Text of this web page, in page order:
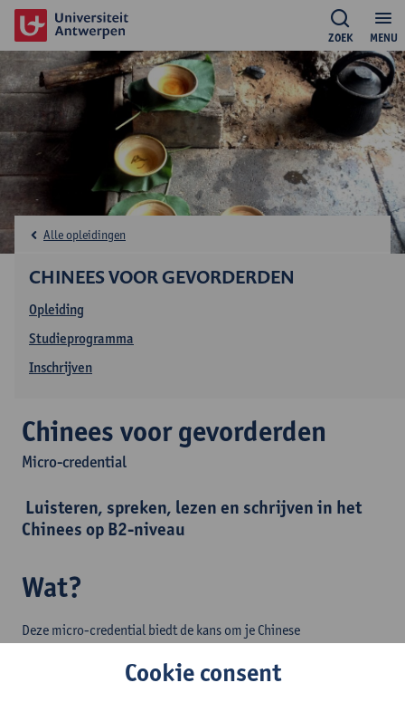
MENU
ZOEK
CHINEES VOOR GEVORDERDEN
Opleiding
Studieprogramma
Inschrijven
Alle opleidingen
Chinees voor gevorderden
Micro-credential
Luisteren, spreken, lezen en schrijven in het
Chinees op B2-niveau
Wat?
Deze micro-credential biedt de kans om je Chinese
onderdompeling in de Chinese taal en cultuur. Via verschillende
Cookie consent